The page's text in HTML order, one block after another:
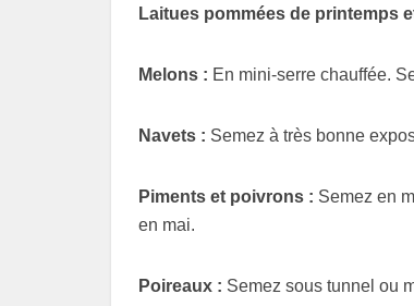
Laitues pommées de printemps
Melons : En mini-serre chauffée.
Navets : Semez à très bonne
Piments et poivrons : Semez en
en mai.
Poireaux : Semez sous tunnel ou